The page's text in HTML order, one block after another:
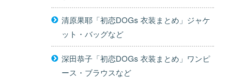
清原果耶「初恋DOGs 衣装まとめ」ジャケ
ット・バッグなど
深田恭子「初恋DOGs 衣装まとめ」ワンピ
ース・ブラウスなど